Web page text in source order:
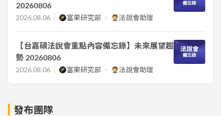
20260806
2026.08.06 富果研究部 法說會助理
【台嘉碩法說會重點內容備忘錄】未來展望趨
勢 20260806
2026.08.06 富果研究部 法說會助理
發布團隊